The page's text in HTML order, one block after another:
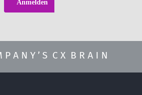
P A N Y ’ S C X B R A I N